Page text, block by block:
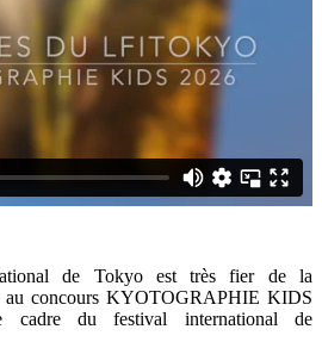
de Tokyo est très fier de la
au concours KYOTOGRAPHIE KIDS
cadre du festival international de